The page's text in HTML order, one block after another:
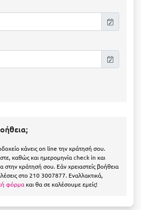
κάνεις on line την κράτησή σου.
καθώς και ημερομηνία check in και
κράτησή σου. Εάν χρειαστείς βοήθεια
στο 210 3007877. Εναλλακτικά,
φόρμα και θα σε καλέσουμε εμείς!